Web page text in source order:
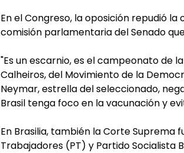
En el Congreso, la oposición repudió
comisión parlamentaria del Senado
"Es un escarnio, es el campeonato de
Calheiros, del Movimiento de la
Neymar, estrella del seleccionado,
Brasil tenga foco en la vacunación y
En Brasilia, también la Corte Suprema
Trabajadores (PT) y Partido Socialista